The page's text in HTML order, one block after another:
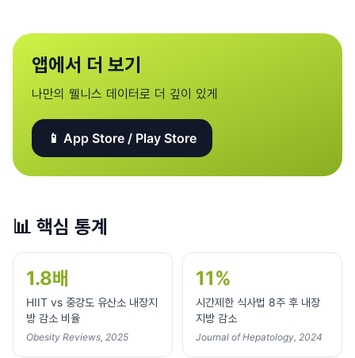
앱에서 더 보기
나만의 웰니스 데이터로 더 깊이 있게
📱 App Store / Play Store
📊 핵심 통계
1.8배
HIIT vs 중강도 유산소 내장지
방 감소 비율
Obesity Reviews, 2025
11%
시간제한 식사법 8주 후 내장
지방 감소
Journal of Hepatology, 2024